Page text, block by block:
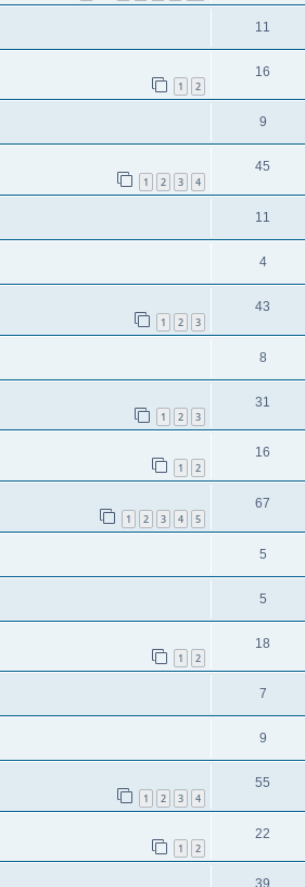
11
1 2
16
9
1 2 3 4
45
11
4
1 2 3
43
8
1 2 3
31
1 2
16
1 2 3 4 5
67
5
5
1 2
18
7
9
1 2 3 4
55
1 2
22